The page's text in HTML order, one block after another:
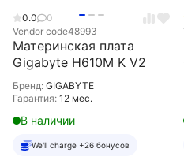
0.0
0
Vendor code48993
Материнская плата
Gigabyte H610M K V2
Бренд: GIGABYTE
Гарантия: 12 мес.
В наличии
We'll charge +26 бонусов